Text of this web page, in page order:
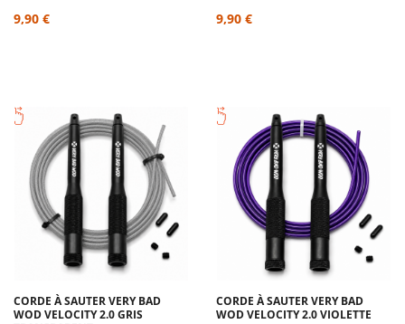
9,90 € 9,90 €
CORDE À SAUTER VERY BAD
WOD VELOCITY 2.0 GRIS
CORDE À SAUTER VERY BAD
WOD VELOCITY 2.0 VIOLETTE